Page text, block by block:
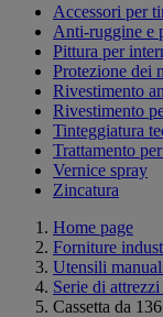
Accessori per
Anti-ruggine e
Pittura per
Protezione dei
Rivestimento
Rivestimento
Tinteggiatura
Trattamento
Vernice spray
Zincatura
Home page
Forniture
Utensili
Serie di attrezzi
Cassetta da